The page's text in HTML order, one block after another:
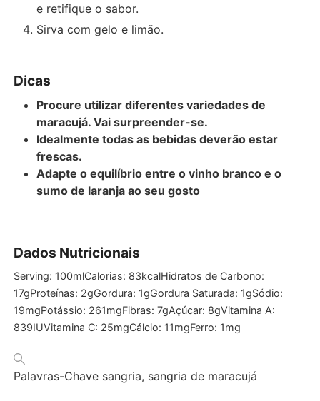
e retifique o sabor.
Sirva com gelo e limão.
Dicas
Procure utilizar diferentes variedades de
maracujá. Vai surpreender-se.
Idealmente todas as bebidas deverão estar
frescas.
Adapte o equilíbrio entre o vinho branco e o
sumo de laranja ao seu gosto
Dados Nutricionais
Serving: 100mlCalorias: 83kcalHidratos de Carbono:
17gProteínas: 2gGordura: 1gGordura Saturada: 1gSódio:
19mgPotássio: 261mgFibras: 7gAçúcar: 8gVitamina A:
839IUVitamina C: 25mgCálcio: 11mgFerro: 1mg
Palavras-Chave sangria, sangria de maracujá